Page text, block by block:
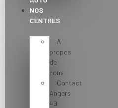
NOS
CENTRES
A
propos
de
nous
Contact
Angers
49